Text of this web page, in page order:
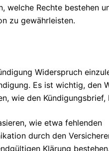
welche Rechte bestehen
zu gewährleisten.
Widerspruch
Es ist wichtig, den
wie den Kündigungsbrief,
wie etwa fehlenden
durch den
Klärung